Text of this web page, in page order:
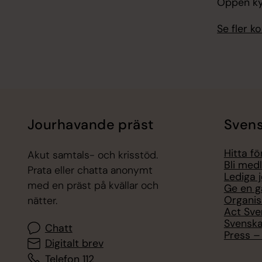
Se fler
Jourhavande präst
Akut samtals- och krisstöd.
Prata eller chatta anonymt
med en präst på kvällar och
nätter.
Chatt
Digitalt brev
Telefon 112
Hitta
Bli
Lediga
Ge en
Act
Press